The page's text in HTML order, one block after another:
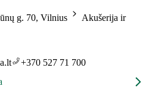
g. 70, Vilnius
Akušerija ir
+370 527 71 700